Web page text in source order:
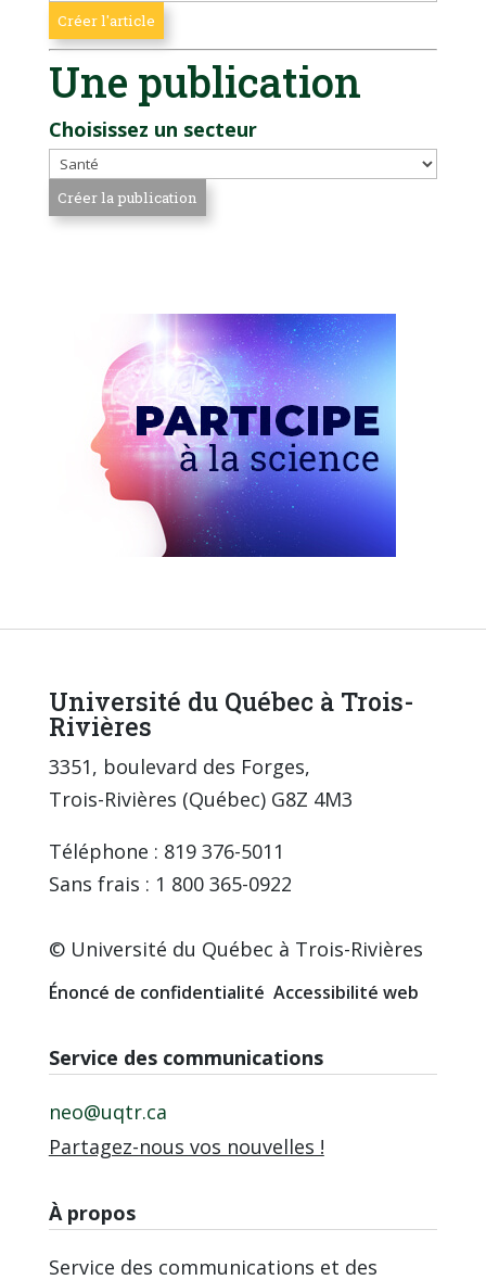
Une publication
Choisissez un secteur
Université du Québec à Trois-
Rivières
3351, boulevard des Forges,
Trois-Rivières (Québec) G8Z 4M3
Téléphone : 819 376-5011
Sans frais : 1 800 365-0922
© Université du Québec à Trois-Rivières
Énoncé de confidentialité Accessibilité web
Service des communications
neo@uqtr.ca
Partagez-nous vos nouvelles !
À propos
Service des communications et des